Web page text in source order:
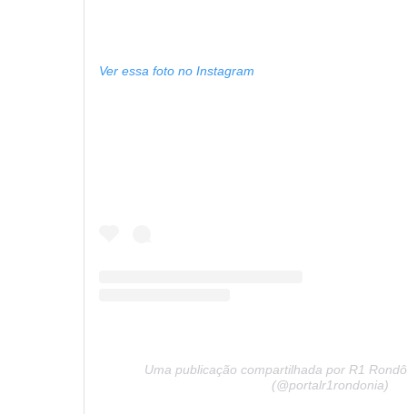
Ver essa foto no Instagram
Uma publicação compartilhada por R1
(@portalr1rondonia)